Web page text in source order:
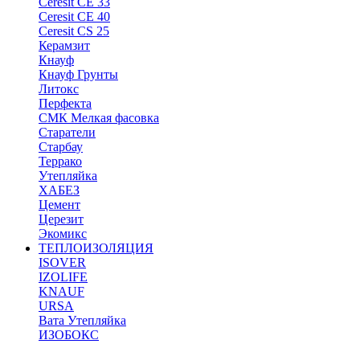
Ceresit CE 40
Ceresit CS 25
Керамзит
Кнауф
Кнауф Грунты
Литокс
Перфекта
СМК Мелкая фасовка
Старатели
Старбау
Террако
Утепляйка
ХАБЕЗ
Цемент
Церезит
Экомикс
ТЕПЛОИЗОЛЯЦИЯ
ISOVER
IZOLIFE
KNAUF
URSA
Вата Утепляйка
ИЗОБОКС